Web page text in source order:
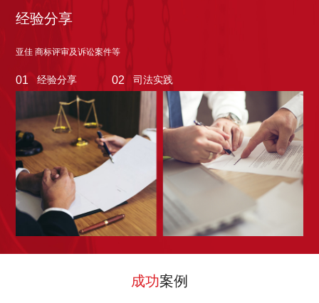
经验分享
亚佳 商标评审及诉讼案件等
01 经验分享 02 司法实践
成功案例